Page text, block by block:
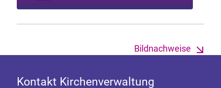
Bildnachweise
Kontakt Kirchenverwaltung